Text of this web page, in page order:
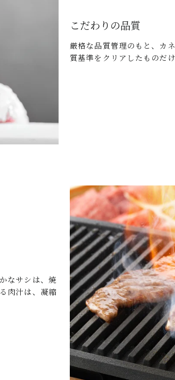
こだわりの品質
厳格な品質管理のもと、カ
質基準をクリアしたものだ
なサシは、焼
肉汁は、凝縮